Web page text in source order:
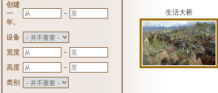
创建
一
年。
-
设备
宽度
-
高度
-
类别
生活大桥